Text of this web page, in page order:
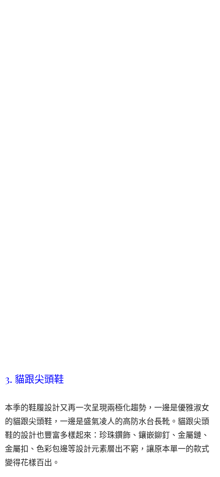
3. 貓跟尖頭鞋
本季的鞋履設計又再一次呈現兩極化趨勢，一邊是優雅淑女
的貓跟尖頭鞋，一邊是盛氣凌人的高防水台長靴。貓跟尖頭
鞋的設計也豐富多樣起來：珍珠鑽飾、鑲嵌鉚釘、金屬鏈、
金屬扣、色彩包邊等設計元素層出不窮，讓原本單一的款式
變得花樣百出。